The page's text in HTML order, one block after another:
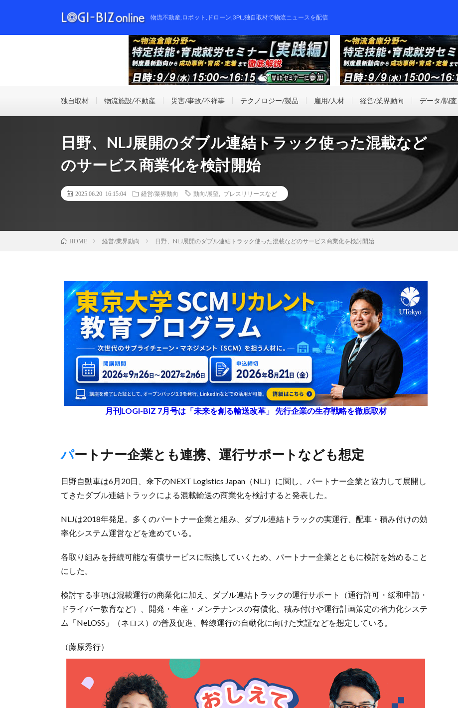
物流不動産,ロボット,ドローン,3PL,独自取材で物流ニュースを配信
独自取材 物流施設/不動産 災害/事故/不祥事 テクノロジー/製品 雇用/人材 経営/業界動向 データ/調査
日野、NLJ展開のダブル連結トラック使った混載など
のサービス商業化を検討開始
2025.06.20 16:15:04 経営/業界動向 動向/展望 プレスリリースなど
HOME 経営/業界動向 日野、NLJ展開のダブル連結トラック使った混載などのサービス商業化を検討開始
月刊LOGI-BIZ 7月号は「未来を創る輸送改革」 先行企業の生存戦略を徹底取材
パートナー企業とも連携、運行サポートなども想定
日野自動車は6月20日、傘下のNEXT Logistics Japan（NLJ）に関し、パートナー企業と協力して展開し
てきたダブル連結トラックによる混載輸送の商業化を検討すると発表した。
NLJは2018年発足。多くのパートナー企業と組み、ダブル連結トラックの実運行、配車・積み付けの効
率化システム運営などを進めている。
各取り組みを持続可能な有償サービスに転換していくため、パートナー企業とともに検討を始めること
にした。
検討する事項は混載運行の商業化に加え、ダブル連結トラックの運行サポート（通行許可・緩和申請・
ドライバー教育など）、開発・生産・メンテナンスの有償化、積み付けや運行計画策定の省力化システ
ム「NeLOSS」（ネロス）の普及促進、幹線運行の自動化に向けた実証などを想定している。
（藤原秀行）